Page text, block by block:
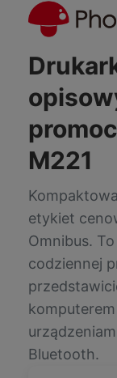
M221
etykiet
Omnibus.
codziennej
Bluetooth.